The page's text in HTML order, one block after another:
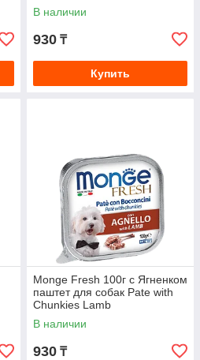
В наличии
930 ₸
Купить
Monge Fresh 100г с Ягненком
паштет для собак Pate with
Chunkies Lamb
В наличии
930 ₸